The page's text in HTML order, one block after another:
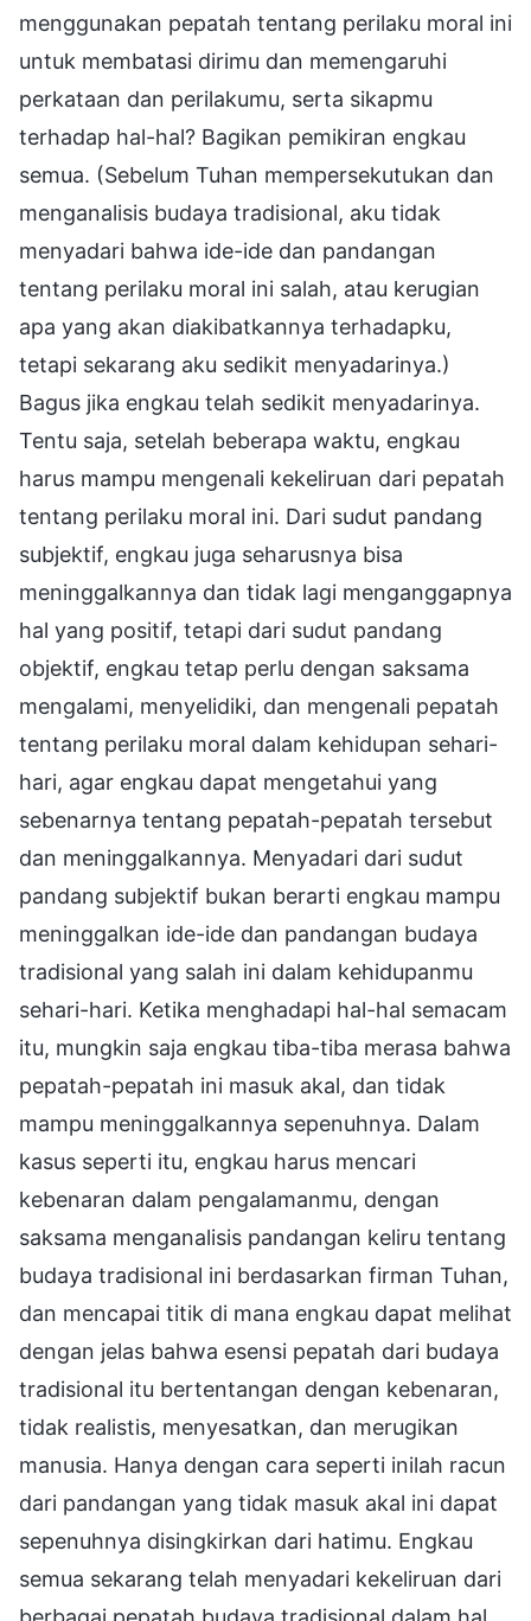
menggunakan pepatah tentang perilaku moral ini
untuk membatasi dirimu dan memengaruhi
perkataan dan perilakumu, serta sikapmu
terhadap hal-hal? Bagikan pemikiran engkau
semua. (Sebelum Tuhan mempersekutukan dan
menganalisis budaya tradisional, aku tidak
menyadari bahwa ide-ide dan pandangan
tentang perilaku moral ini salah, atau kerugian
apa yang akan diakibatkannya terhadapku,
tetapi sekarang aku sedikit menyadarinya.)
Bagus jika engkau telah sedikit menyadarinya.
Tentu saja, setelah beberapa waktu, engkau
harus mampu mengenali kekeliruan dari pepatah
tentang perilaku moral ini. Dari sudut pandang
subjektif, engkau juga seharusnya bisa
meninggalkannya dan tidak lagi menganggapnya
hal yang positif, tetapi dari sudut pandang
objektif, engkau tetap perlu dengan saksama
mengalami, menyelidiki, dan mengenali pepatah
tentang perilaku moral dalam kehidupan sehari-
hari, agar engkau dapat mengetahui yang
sebenarnya tentang pepatah-pepatah tersebut
dan meninggalkannya. Menyadari dari sudut
pandang subjektif bukan berarti engkau mampu
meninggalkan ide-ide dan pandangan budaya
tradisional yang salah ini dalam kehidupanmu
sehari-hari. Ketika menghadapi hal-hal semacam
itu, mungkin saja engkau tiba-tiba merasa bahwa
pepatah-pepatah ini masuk akal, dan tidak
mampu meninggalkannya sepenuhnya. Dalam
kasus seperti itu, engkau harus mencari
kebenaran dalam pengalamanmu, dengan
saksama menganalisis pandangan keliru tentang
budaya tradisional ini berdasarkan firman Tuhan,
dan mencapai titik di mana engkau dapat melihat
dengan jelas bahwa esensi pepatah dari budaya
tradisional itu bertentangan dengan kebenaran,
tidak realistis, menyesatkan, dan merugikan
manusia. Hanya dengan cara seperti inilah racun
dari pandangan yang tidak masuk akal ini dapat
sepenuhnya disingkirkan dari hatimu. Engkau
semua sekarang telah menyadari kekeliruan dari